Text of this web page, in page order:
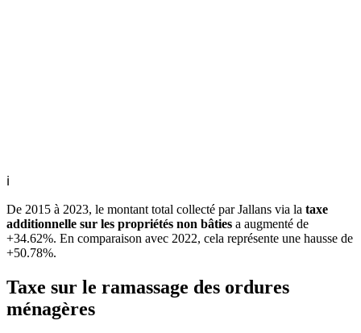
ℹ
De 2015 à 2023, le montant total collecté par Jallans via la taxe
additionnelle sur les propriétés non bâties a augmenté de
+34.62%. En comparaison avec 2022, cela représente une hausse de
+50.78%.
Taxe sur le ramassage des ordures
ménagères